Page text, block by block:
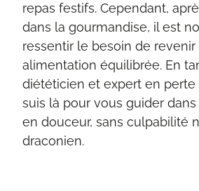
repas festifs. Cependant,
dans la gourmandise, il est
ressentir le besoin de revenir
alimentation équilibrée. En
diététicien et expert en perte
suis là pour vous guider
en douceur, sans culpabilité
draconien.